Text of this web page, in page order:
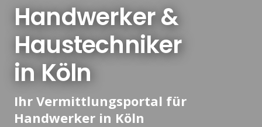
Handwerker &
Haustechniker
in Köln
Ihr Vermittlungsportal für
Handwerker in Köln